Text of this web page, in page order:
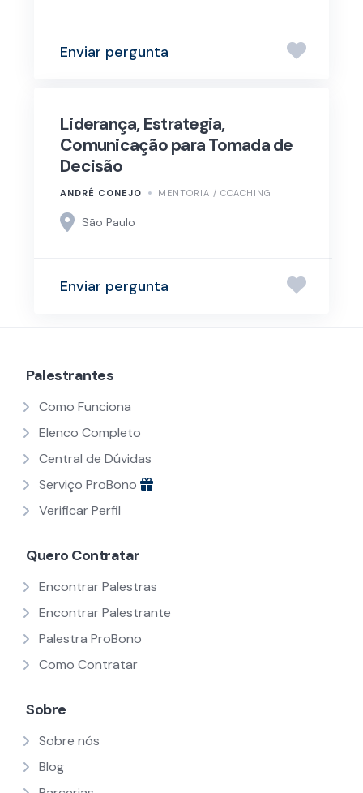
Enviar pergunta
Liderança, Estrategia,
Comunicação para Tomada de
Decisão
ANDRÉ CONEJO MENTORIA / COACHING
São Paulo
Enviar pergunta
Palestrantes
Como Funciona
Elenco Completo
Central de Dúvidas
Serviço ProBono
Verificar Perfil
Quero Contratar
Encontrar Palestras
Encontrar Palestrante
Palestra ProBono
Como Contratar
Sobre
Sobre nós
Blog